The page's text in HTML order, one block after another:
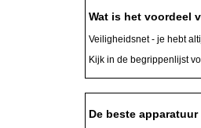
Wat is het voordeel
Veiligheidsnet - je hebt
Kijk in de begrippenlijst
De beste